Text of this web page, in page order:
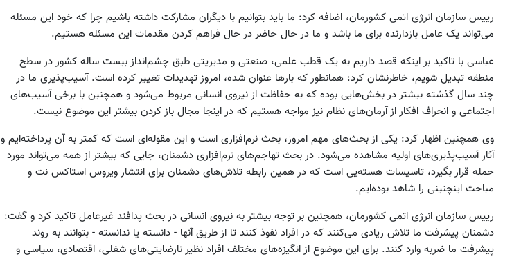
رییس سازمان انرژی اتمی کشورمان، اضافه کرد: ما باید بتوانیم با دیگران مشارکت داشته باشیم چرا که خود این مسئله
می‌تواند یک عامل بازدارنده برای ما باشد و ما در حال حاضر در حال فراهم کردن مقدمات این مسئله هستیم.
عباسی با تاکید بر اینکه قصد داریم به یک قطب علمی، صنعتی و مدیریتی طبق چشم‌انداز بیست ساله کشور در سطح
منطقه تبدیل شویم، خاطرنشان کرد: همانطور که بارها عنوان شده، امروز تهدیدات تغییر کرده است. آسیب‌پذیری ما در
چند سال گذشته بیشتر در بخش‌هایی بوده که به حفاظت از نیروی انسانی مربوط می‌شود و همچنین با برخی آسیب‌های
اجتماعی و انحراف افکار از آرمان‌های نظام نیز مواجه هستیم که در اینجا مجال باز کردن بیشتر این موضوع نیست.
وی همچنین اظهار کرد: یکی از بحث‌های مهم امروز، بحث نرم‌افزاری است و این مقوله‌ای است که کمتر به آن پرداخته‌ایم و
آثار آسیب‌پذیری‌های اولیه مشاهده می‌شود. در بحث تهاجم‌های نرم‌افزاری دشمنان، جایی که بیشتر از همه می‌تواند مورد
حمله قرار بگیرد، تاسیسات هسته‌یی است که در همین رابطه تلاش‌های دشمنان برای انتشار ویروس استاکس نت و
مباحث اینچنینی را شاهد بوده‌ایم.
رییس سازمان انرژی اتمی کشورمان، همچنین بر توجه بیشتر به نیروی انسانی در بحث پدافند غیرعامل تاکید کرد و گفت:
دشمنان پیشرفت ما تلاش زیادی می‌کنند که در افراد نفوذ کنند تا از طریق آنها - دانسته یا ندانسته - بتوانند به روند
پیشرفت ما ضربه وارد کنند. برای این موضوع از انگیزه‌های مختلف افراد نظیر نارضایتی‌های شغلی، اقتصادی، سیاسی و